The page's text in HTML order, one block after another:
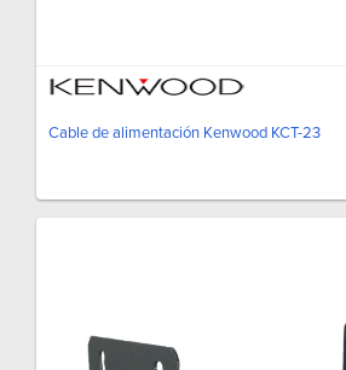
Cable de alimentación Kenwood KCT-23